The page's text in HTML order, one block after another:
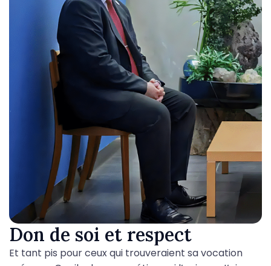
Don de soi et respect
Et tant pis pour ceux qui trouveraient sa vocation